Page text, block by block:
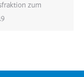
zum